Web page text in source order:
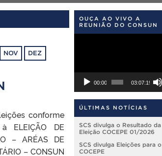
NOV DEZ
conforme
ELEIÇÃO DE
– ARÉAS DE
– CONSUN
OUÇA AO VIVO A
REUNIÃO DO CONSUN
00:00 03:07:19
ÚLTIMAS NOTÍCIAS
SCS divulga o Resultado da
Eleição COCEPE 01/2026
SCS divulga Eleições para o
COCEPE